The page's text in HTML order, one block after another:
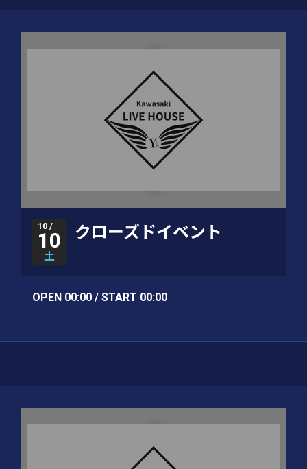
10 /
10
土
クローズドイベント
OPEN 00:00 / START 00:00